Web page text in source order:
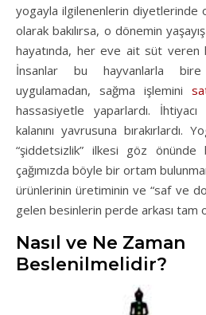
yogayla ilgilenenlerin diyetlerinde
olarak bakılırsa, o dönemin
hayatında, her eve ait süt veren
İnsanlar bu hayvanlarla
uygulamadan, sağma işlemini
hassasiyetle yaparlardı.
kalanını yavrusuna bırakırlardı.
“şiddetsizlik” ilkesi göz önünde
çağımızda böyle bir ortam
ürünlerinin üretiminin ve “saf ve
gelen besinlerin perde arkası tam
Nasıl ve Ne Zaman
Beslenilmelidir?